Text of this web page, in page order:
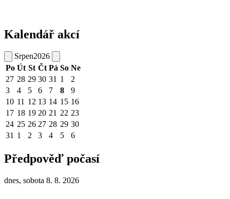
Kalendář akcí
Srpen2026
Po Út St Čt Pá So Ne
27 28 29 30 31 1
2
3
4 5 6 7 8
9
10 11 12 13 14 15 16
17 18 19 20 21 22 23
24 25 26 27 28 29 30
31 1 2 3 4 5 6
Předpověď počasí
dnes, sobota 8. 8. 2026